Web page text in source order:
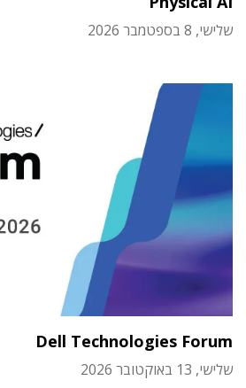
שלישי, 8 בספטמבר 2026
Dell Technologies Forum
שלישי, 13 באוקטובר 2026